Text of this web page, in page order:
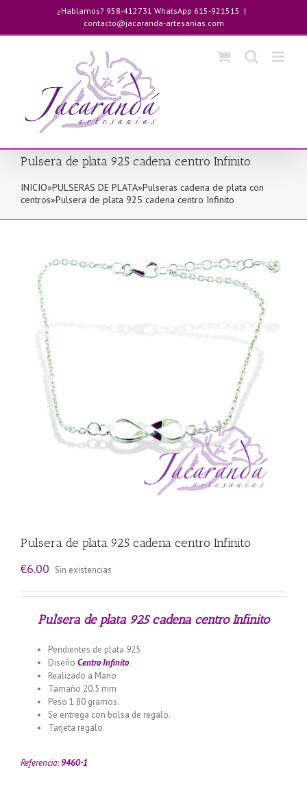
contenido
¿Hablamos? 958-412731 WhatsApp 615-921515 |
contacto@jacaranda-artesanias.com
Pulsera de plata 925 cadena centro Infinito
INICIO»PULSERAS DE PLATA»Pulseras cadena de plata con
centros»Pulsera de plata 925 cadena centro Infinito
Pulsera de plata 925 cadena centro Infinito
€6.00 Sin existencias
Pulsera de plata 925 cadena centro Infinito
Pendientes de plata 925
Diseño Centro Infinito
Realizado a Mano
Tamaño 20.5 mm
Peso 1.80 gramos.
Se entrega con bolsa de regalo.
Tarjeta regalo
Referencia:9460-1